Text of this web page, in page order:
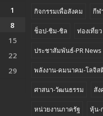
1
8
15
22
29
กิจกรรมเพื่อสังคม กีฬ
ช็อป-ชิม-ชิล ท่องเที่ยว
ประชาสัมพันธ์-PR News
พลังงาน-คมนาคม-โลจิส
ศาสนา-วัฒนธรรม สัง
หน่วยงานภาครัฐ หุ้น-